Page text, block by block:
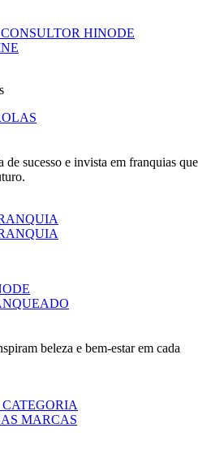
HINODE
de sucesso e invista em franquias que
beleza e bem-estar em cada
MARCAS